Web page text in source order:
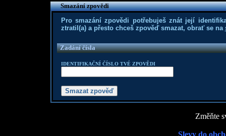
Smazání zpovědi
Pro smazání zpovědi potřebuješ znát její
ztratil(a) a přesto chceš zpověď smazat, obrať se na
Zadání čísla
IDENTIFIKAČNÍ ČÍSLO TVÉ ZPOVĚDI
Změňte
Slevy do